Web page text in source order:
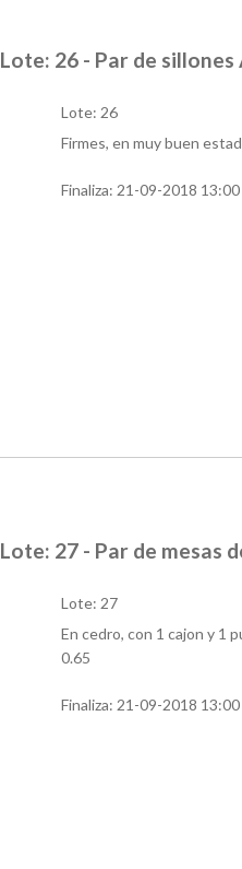
Lote: 26 - Par de
Lote: 26
Firmes, en muy buen
Finaliza: 21-09-2018 13:00
Lote: 27 - Par de mesas
Lote: 27
En cedro, con 1 cajon y 1
0.65
Finaliza: 21-09-2018 13:00